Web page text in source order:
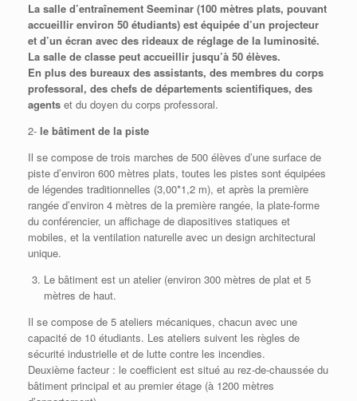
La salle d’entraînement Seeminar (100 mètres plats, pouvant
accueillir environ 50 étudiants) est équipée d’un projecteur
et d’un écran avec des rideaux de réglage de la luminosité.
La salle de classe peut accueillir jusqu’à 50 élèves.
En plus des bureaux des assistants, des membres du corps
professoral, des chefs de départements scientifiques, des
agents et du doyen du corps professoral.
2- le bâtiment de la piste
Il se compose de trois marches de 500 élèves d’une surface de
piste d’environ 600 mètres plats, toutes les pistes sont équipées
de légendes traditionnelles (3,00*1,2 m), et après la première
rangée d’environ 4 mètres de la première rangée, la plate-forme
du conférencier, un affichage de diapositives statiques et
mobiles, et la ventilation naturelle avec un design architectural
unique.
Le bâtiment est un atelier (environ 300 mètres de plat et 5
mètres de haut.
Il se compose de 5 ateliers mécaniques, chacun avec une
capacité de 10 étudiants. Les ateliers suivent les règles de
sécurité industrielle et de lutte contre les incendies.
Deuxième facteur : le coefficient est situé au rez-de-chaussée du
bâtiment principal et au premier étage (à 1200 mètres